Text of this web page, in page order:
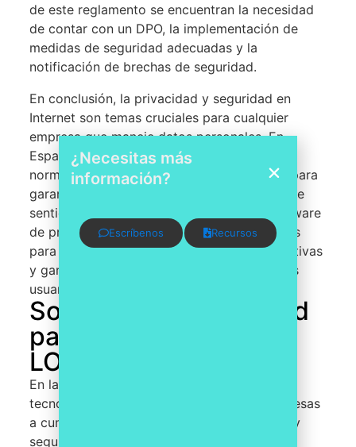
de este reglamento se encuentran la necesidad
de contar con un DPO, la implementación de
medidas de seguridad adecuadas y la
notificación de brechas de seguridad.
En conclusión, la privacidad y seguridad en
Internet son temas cruciales para cualquier
empresa que maneje datos personales. En
España, la LOPD y el RGPD establecen las
normativas que deben seguir las empresas para
garantizar la protección de los datos. En este
sentido, contar con un DPo y el uso de software
de privacidad pueden ser herramientas útiles
para asegurar el cumplimiento de las normativas
y garantizar la privacidad y seguridad de los
usuarios.
Software de privacidad
para cumplir con la
LOPD-GDD:
En la actualidad, existen herramientas
tecnológicas que pueden ayudar a las empresas
a cumplir con las normativas de privacidad y
seguridad en Internet. Estos softwares de
¿Necesitas más
información?
Escríbenos Recursos